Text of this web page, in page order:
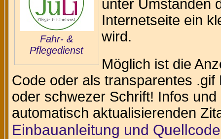
Fahr- &
Pflegedienst
unter Umständen
Internetseite ein
wird.
Möglich ist die
Code oder als transparentes
oder schwezer Schrift! Infos
automatisch aktualisierenden
Einbauanleitung und Quellcode